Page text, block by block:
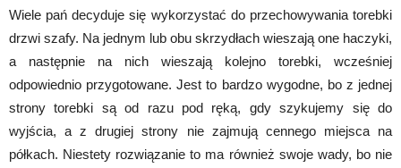
Wiele pań decyduje się wykorzystać do przechowywania torebki
drzwi szafy. Na jednym lub obu skrzydłach wieszają one haczyki,
a następnie na nich wieszają kolejno torebki, wcześniej
odpowiednio przygotowane. Jest to bardzo wygodne, bo z jednej
strony torebki są od razu pod ręką, gdy szykujemy się do
wyjścia, a z drugiej strony nie zajmują cennego miejsca na
półkach. Niestety rozwiązanie to ma również swoje wady, bo nie